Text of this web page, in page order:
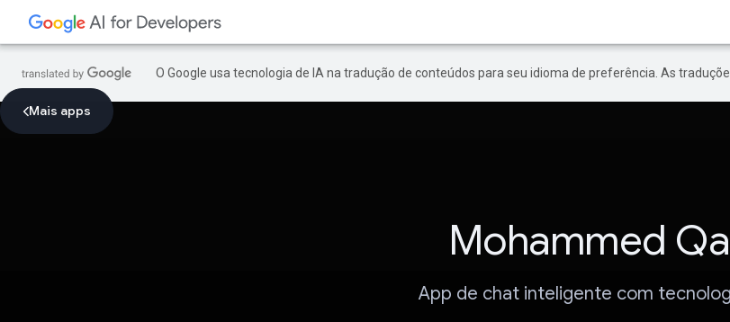
O Google usa tecnologia de IA na tradução de conteúdos para seu idioma de preferência. As
Mais apps
Mohammed
App de chat inteligente com